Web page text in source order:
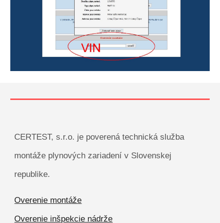
CERTEST, s.r.o. je poverená technická služba
montáže plynových zariadení v Slovenskej
republike.
Overenie montáže
Overenie inšpekcie nádrže